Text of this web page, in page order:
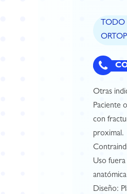
TODO
Otras
Paciente
con
proximal.
Uso
Diseño: